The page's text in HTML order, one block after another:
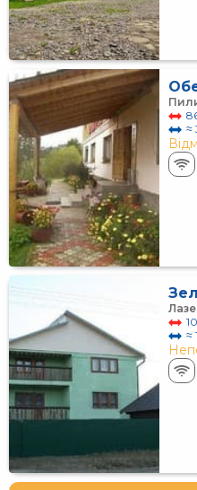
≈
≈